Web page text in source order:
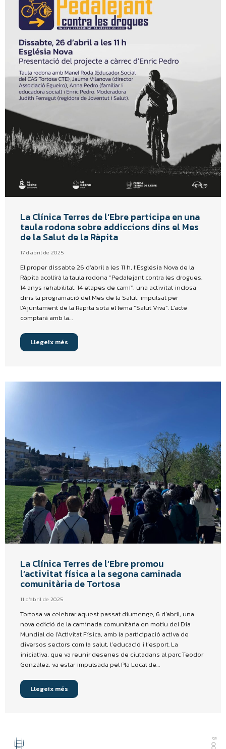
La Clínica Terres de l’Ebre participa en una
taula rodona sobre addiccions dins el Mes
de la Salut de la Ràpita
17 d'abril de 2025
El proper dissabte 26 d’abril a les 11 h, l’Església Nova de la
Ràpita acollirà la taula rodona “Pedalejant contra les drogues.
14 anys rehabilitat, 14 etapes de camí”, una activitat inclosa
dins la programació del Mes de la Salut, impulsat per
l’Ajuntament de la Ràpita sota el lema “Salut Viva”. L’acte
comptarà amb la…
Llegeix més
La Clínica Terres de l’Ebre promou
l’activitat física a la segona caminada
comunitària de Tortosa
11 d'abril de 2025
Tortosa va celebrar aquest passat diumenge, 6 d’abril, una
nova edició de la caminada comunitària en motiu del Dia
Mundial de l’Activitat Física, amb la participació activa de
diversos sectors com la salut, l’educació i l’esport. La
iniciativa, que va reunir desenes de ciutadans al parc Teodor
González, va estar impulsada pel Pla Local de…
Llegeix més